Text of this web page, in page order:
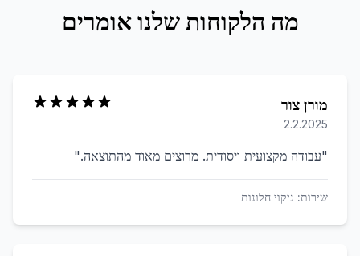
מה הלקוחות שלנו אומרים
מורן צור
2.2.2025
"עבודה מקצועית ויסודית. מרוצים מאוד מהתוצאה."
שירות: ניקוי חלונות